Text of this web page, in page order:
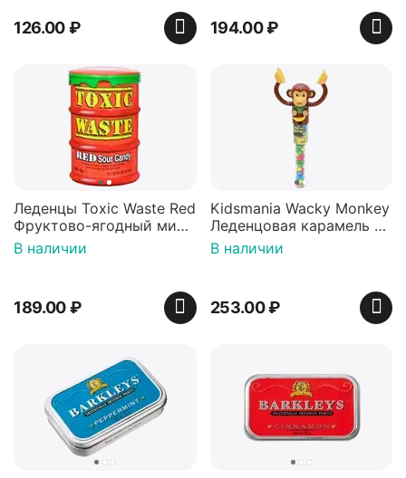
126.00₽ 194.00₽
Леденцы Toxic Waste Red
Фруктово-ягодный микс
Красная банка 42 г,
Пакистан
В наличии
189.00₽
Kidsmania Wacky Monkey
Леденцовая карамель с
игрушкой Ваки Манки
12г, Китай
В наличии
253.00₽